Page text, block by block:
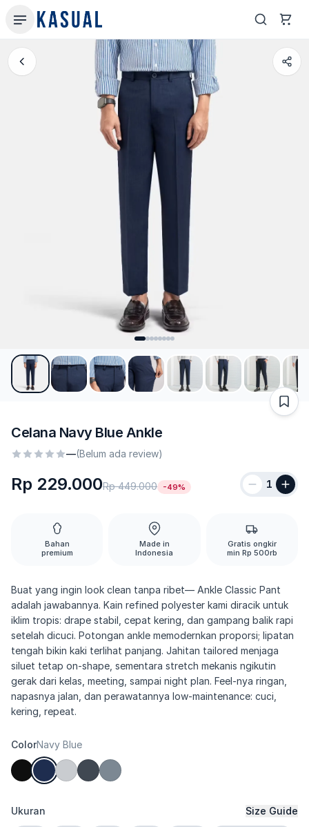
Celana Navy Blue Ankle
—(Belum ada review)
Rp 229.000Rp 449.000 -49% 1
Bahan
premium
Made in
Indonesia
Gratis ongkir
min Rp 500rb
Buat yang ingin look clean tanpa ribet— Ankle Classic Pant
adalah jawabannya. Kain refined polyester kami diracik untuk
iklim tropis: drape stabil, cepat kering, dan gampang balik rapi
setelah dicuci. Potongan ankle memodernkan proporsi; lipatan
tengah bikin kaki terlihat panjang. Jahitan tailored menjaga
siluet tetap on-shape, sementara stretch mekanis ngikutin
gerak dari kelas, meeting, sampai night plan. Feel-nya ringan,
napasnya jalan, dan perawatannya low-maintenance: cuci,
kering, repeat.
ColorNavy Blue
Ukuran Size Guide